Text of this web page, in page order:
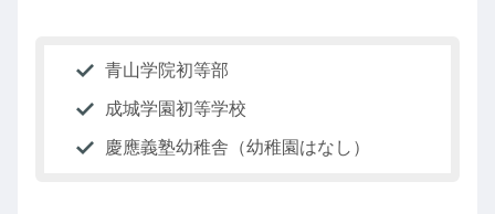
青山学院初等部
成城学園初等学校
慶應義塾幼稚舎（幼稚園はなし）